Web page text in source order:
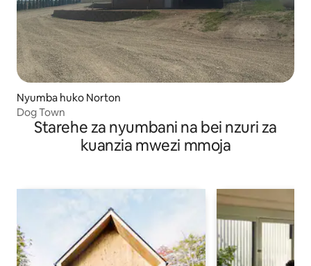
Nyumba huko Norton
Dog Town
Starehe za nyumbani na bei nzuri za
kuanzia mwezi mmoja